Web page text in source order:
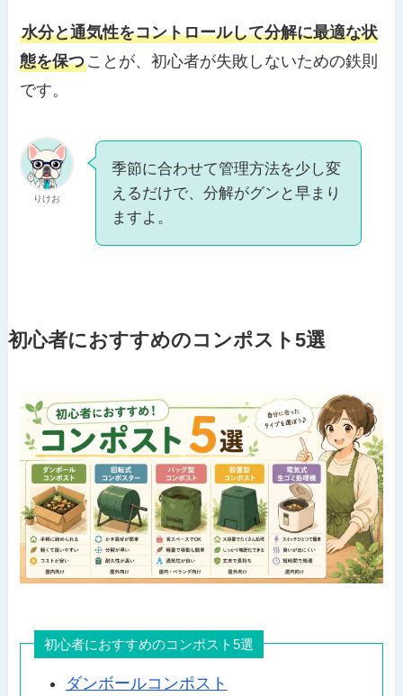
水分と通気性をコントロールして分解に最適な状
態を保つことが、初心者が失敗しないための鉄則
です。
りけお
季節に合わせて管理方法を少し変
えるだけで、分解がグンと早まり
ますよ。
初心者におすすめのコンポスト5選
初心者におすすめのコンポスト5選
ダンボールコンポスト